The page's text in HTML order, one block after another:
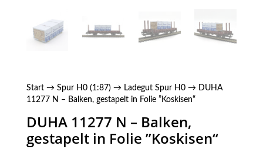
Start→ Spur H0 (1:87)→ Ladegut Spur H0→ DUHA
11277 N – Balken, gestapelt in Folie ”Koskisen“
DUHA 11277 N – Balken,
gestapelt in Folie ”Koskisen“